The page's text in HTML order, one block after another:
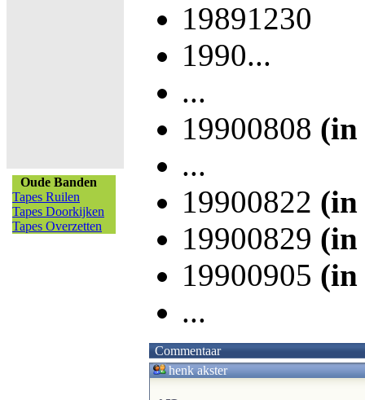
Oude Banden
Tapes Ruilen
Tapes Doorkijken
Tapes Overzetten
19891230
1990...
...
19900808 (in
...
19900822 (in
19900829 (in
19900905 (in
...
Commentaar
henk akster